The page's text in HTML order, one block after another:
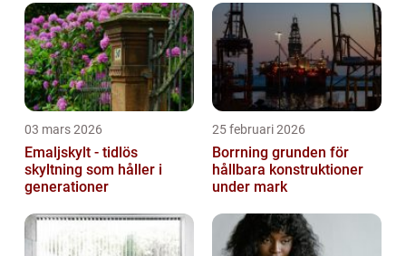
03 mars 2026
Emaljskylt - tidlös
skyltning som håller i
generationer
25 februari 2026
Borrning grunden för
hållbara konstruktioner
under mark